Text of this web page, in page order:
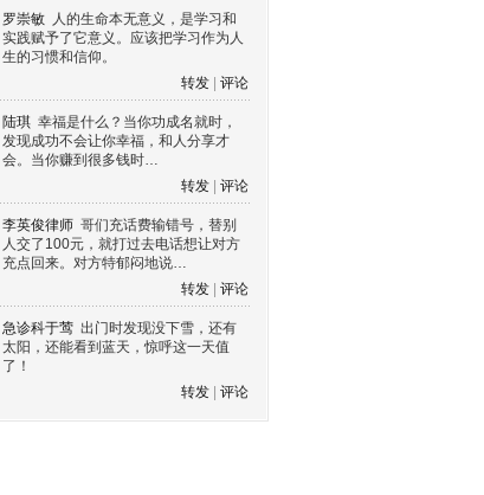
罗崇敏 人的生命本无意义，是学习和
实践赋予了它意义。应该把学习作为人
生的习惯和信仰。
转发
评论
陆琪 幸福是什么？当你功成名就时，
发现成功不会让你幸福，和人分享才
会。当你赚到很多钱时…
转发
评论
李英俊律师 哥们充话费输错号，替别
人交了100元，就打过去电话想让对方
充点回来。对方特郁闷地说…
转发
评论
急诊科于莺 出门时发现没下雪，还有
太阳，还能看到蓝天，惊呼这一天值
了！
转发
评论